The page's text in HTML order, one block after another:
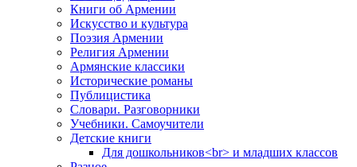
Книги об Армении
Иcкусство и культура
Поэзия Армении
Религия Армении
Армянские классики
Исторические романы
Публицистика
Словари. Разговорники
Учебники. Самоучители
Детские книги
Для дошкольников<br> и младших классов